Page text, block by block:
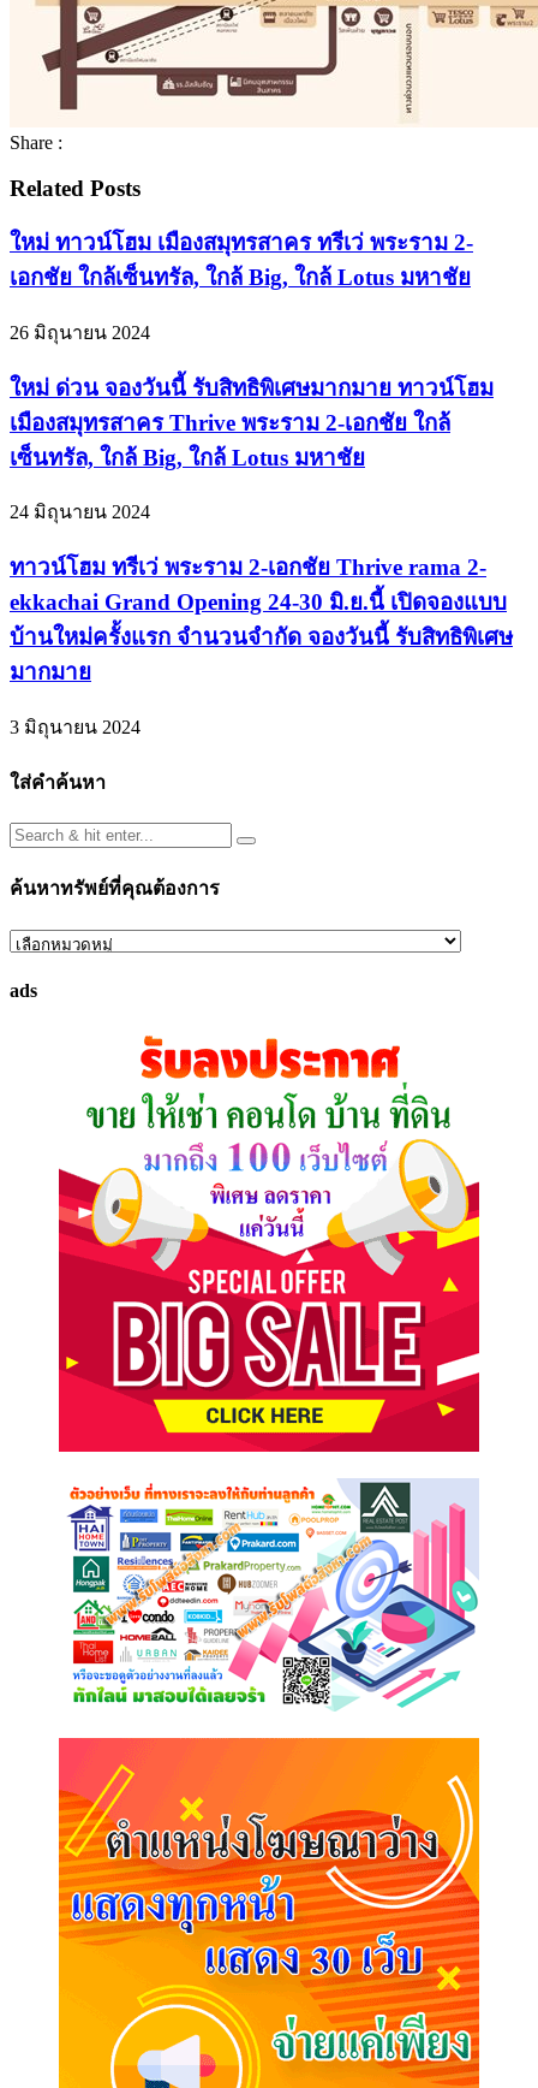
Share :
Related Posts
ใหม่ ทาวน์โฮม เมืองสมุทรสาคร ทรีเว่ พระราม 2-
เอกชัย ใกล้เซ็นทรัล, ใกล้ Big, ใกล้ Lotus มหาชัย
26 มิถุนายน 2024
ใหม่ ด่วน จองวันนี้ รับสิทธิพิเศษมากมาย ทาวน์โฮม
เมืองสมุทรสาคร Thrive พระราม 2-เอกชัย ใกล้
เซ็นทรัล, ใกล้ Big, ใกล้ Lotus มหาชัย
24 มิถุนายน 2024
ทาวน์โฮม ทรีเว่ พระราม 2-เอกชัย Thrive rama 2-
ekkachai Grand Opening 24-30 มิ.ย.นี้ เปิดจองแบบ
บ้านใหม่ครั้งแรก จำนวนจำกัด จองวันนี้ รับสิทธิพิเศษ
มากมาย
3 มิถุนายน 2024
ใส่คำค้นหา
ค้นหาทรัพย์ที่คุณต้องการ
ค้นหา
ที่
ads